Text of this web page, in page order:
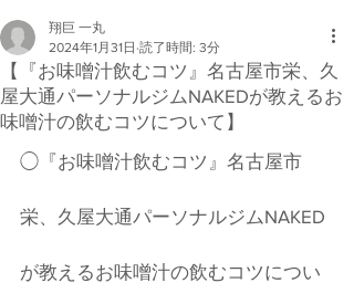
【『お味噌汁飲むコツ』名古屋市栄、久
屋大通パーソナルジムNAKEDが教えるお
味噌汁の飲むコツについて】
翔巨 一丸
2024年1月31日 読了時間: 3分
◯『お味噌汁飲むコツ』名古屋市
栄、久屋大通パーソナルジムNAKED
が教えるお味噌汁の飲むコツについ